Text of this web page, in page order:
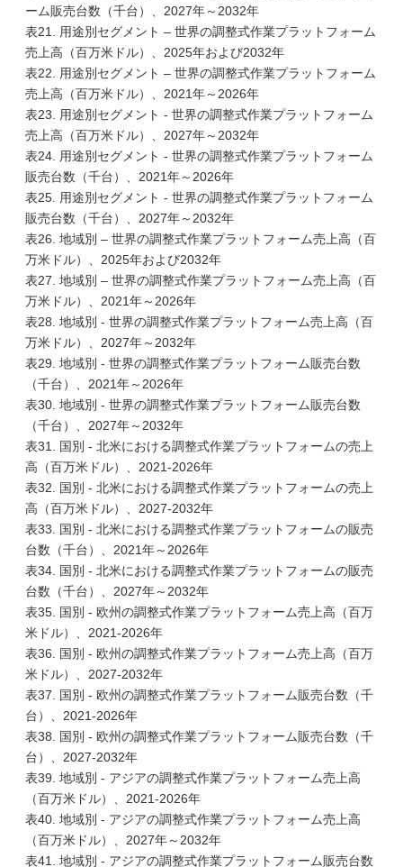
ーム販売台数（千台）、2027年～2032年
表21. 用途別セグメント – 世界の調整式作業プラットフォーム
売上高（百万米ドル）、2025年および2032年
表22. 用途別セグメント – 世界の調整式作業プラットフォーム
売上高（百万米ドル）、2021年～2026年
表23. 用途別セグメント - 世界の調整式作業プラットフォーム
売上高（百万米ドル）、2027年～2032年
表24. 用途別セグメント - 世界の調整式作業プラットフォーム
販売台数（千台）、2021年～2026年
表25. 用途別セグメント - 世界の調整式作業プラットフォーム
販売台数（千台）、2027年～2032年
表26. 地域別 – 世界の調整式作業プラットフォーム売上高（百
万米ドル）、2025年および2032年
表27. 地域別 – 世界の調整式作業プラットフォーム売上高（百
万米ドル）、2021年～2026年
表28. 地域別 - 世界の調整式作業プラットフォーム売上高（百
万米ドル）、2027年～2032年
表29. 地域別 - 世界の調整式作業プラットフォーム販売台数
（千台）、2021年～2026年
表30. 地域別 - 世界の調整式作業プラットフォーム販売台数
（千台）、2027年～2032年
表31. 国別 - 北米における調整式作業プラットフォームの売上
高（百万米ドル）、2021-2026年
表32. 国別 - 北米における調整式作業プラットフォームの売上
高（百万米ドル）、2027-2032年
表33. 国別 - 北米における調整式作業プラットフォームの販売
台数（千台）、2021年～2026年
表34. 国別 - 北米における調整式作業プラットフォームの販売
台数（千台）、2027年～2032年
表35. 国別 - 欧州の調整式作業プラットフォーム売上高（百万
米ドル）、2021-2026年
表36. 国別 - 欧州の調整式作業プラットフォーム売上高（百万
米ドル）、2027-2032年
表37. 国別 - 欧州の調整式作業プラットフォーム販売台数（千
台）、2021-2026年
表38. 国別 - 欧州の調整式作業プラットフォーム販売台数（千
台）、2027-2032年
表39. 地域別 - アジアの調整式作業プラットフォーム売上高
（百万米ドル）、2021-2026年
表40. 地域別 - アジアの調整式作業プラットフォーム売上高
（百万米ドル）、2027年～2032年
表41. 地域別 - アジアの調整式作業プラットフォーム販売台数